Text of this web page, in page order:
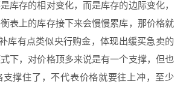
库存的相对变化，而是库存的边际变化，
表上的库存接下来会慢慢累库，那价格就
库有点类似央行购金，体现出缓买急卖的
下，对价格顶多来说是有一个支撑，但也
支撑住了，不代表价格就要往上冲，至少